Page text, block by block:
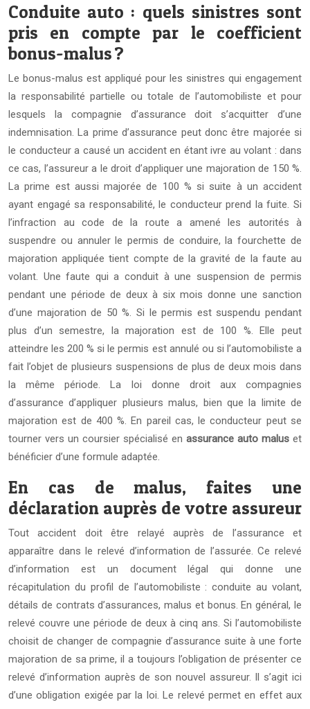
Conduite auto : quels sinistres sont
pris en compte par le coefficient
bonus-malus ?
Le bonus-malus est appliqué pour les sinistres qui engagement
la responsabilité partielle ou totale de l’automobiliste et pour
lesquels la compagnie d’assurance doit s’acquitter d’une
indemnisation. La prime d’assurance peut donc être majorée si
le conducteur a causé un accident en étant ivre au volant : dans
ce cas, l’assureur a le droit d’appliquer une majoration de 150 %.
La prime est aussi majorée de 100 % si suite à un accident
ayant engagé sa responsabilité, le conducteur prend la fuite. Si
l’infraction au code de la route a amené les autorités à
suspendre ou annuler le permis de conduire, la fourchette de
majoration appliquée tient compte de la gravité de la faute au
volant. Une faute qui a conduit à une suspension de permis
pendant une période de deux à six mois donne une sanction
d’une majoration de 50 %. Si le permis est suspendu pendant
plus d’un semestre, la majoration est de 100 %. Elle peut
atteindre les 200 % si le permis est annulé ou si l’automobiliste a
fait l’objet de plusieurs suspensions de plus de deux mois dans
la même période. La loi donne droit aux compagnies
d’assurance d’appliquer plusieurs malus, bien que la limite de
majoration est de 400 %. En pareil cas, le conducteur peut se
tourner vers un coursier spécialisé en assurance auto malus et
bénéficier d’une formule adaptée.
En cas de malus, faites une
déclaration auprès de votre assureur
Tout accident doit être relayé auprès de l’assurance et
apparaître dans le relevé d’information de l’assurée. Ce relevé
d’information est un document légal qui donne une
récapitulation du profil de l’automobiliste : conduite au volant,
détails de contrats d’assurances, malus et bonus. En général, le
relevé couvre une période de deux à cinq ans. Si l’automobiliste
choisit de changer de compagnie d’assurance suite à une forte
majoration de sa prime, il a toujours l’obligation de présenter ce
relevé d’information auprès de son nouvel assureur. Il s’agit ici
d’une obligation exigée par la loi. Le relevé permet en effet aux